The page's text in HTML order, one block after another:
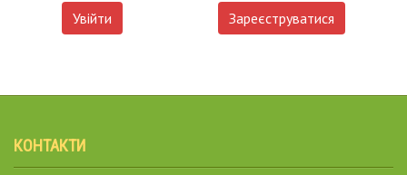
Увійти Зареєструватися
КОНТАКТИ